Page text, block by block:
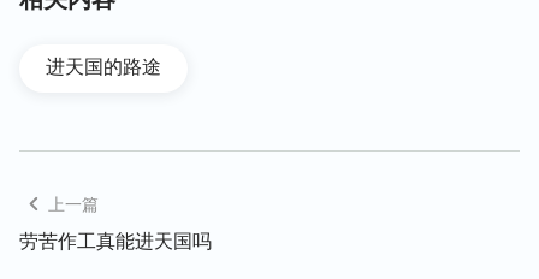
化、成全的关键一步，所以，你一个刚被救赎的罪人
真理……”
候到了，审判要从神的家起首。”
进天国的路途
上一篇
劳苦作工真能进天国吗